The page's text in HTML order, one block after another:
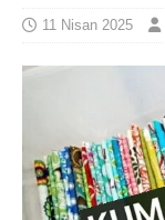
11 Nisan 2025